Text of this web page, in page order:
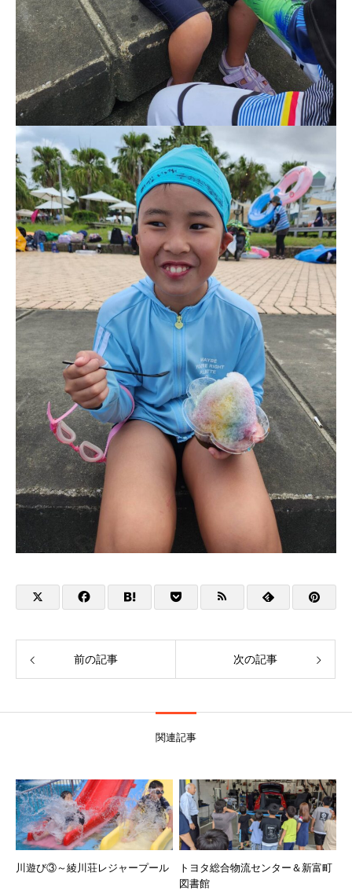
前の記事 次の記事
関連記事
川遊び③～綾川荘レジャープール
トヨタ総合物流センター＆新富町
図書館